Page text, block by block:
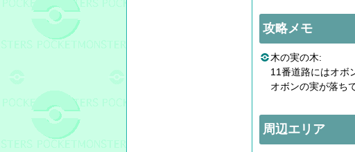
攻略メモ
木の実の木:
11番道路にはオボ
オボンの実が落ち
周辺エリア